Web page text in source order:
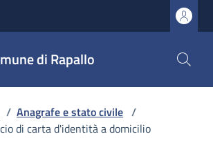
di Rapallo
/ Anagrafe e stato civile /
di carta d'identità a domicilio